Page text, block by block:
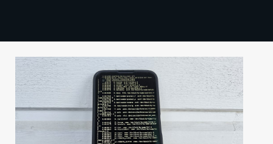
TECHBBS
TIETOA
HINTA.FI
KAUPPA